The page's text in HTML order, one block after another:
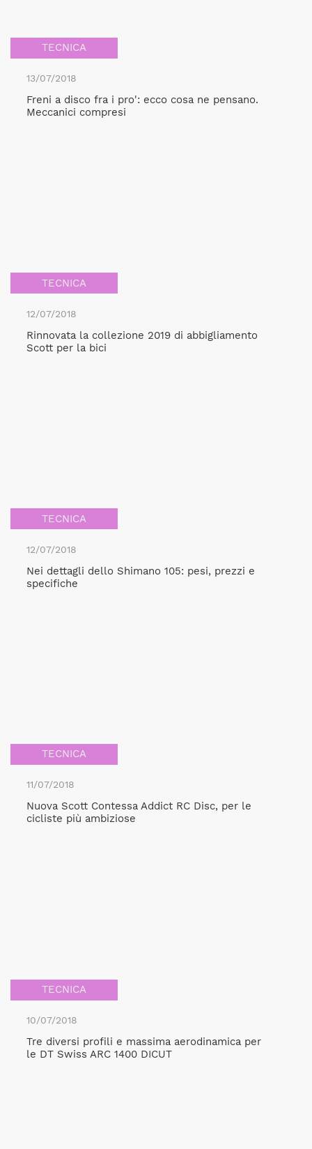
TECNICA
13/07/2018
Freni a disco fra i pro': ecco cosa ne pensano.
Meccanici compresi
TECNICA
12/07/2018
Rinnovata la collezione 2019 di abbigliamento
Scott per la bici
TECNICA
12/07/2018
Nei dettagli dello Shimano 105: pesi, prezzi e
specifiche
TECNICA
11/07/2018
Nuova Scott Contessa Addict RC Disc, per le
cicliste più ambiziose
TECNICA
10/07/2018
Tre diversi profili e massima aerodinamica per
le DT Swiss ARC 1400 DICUT